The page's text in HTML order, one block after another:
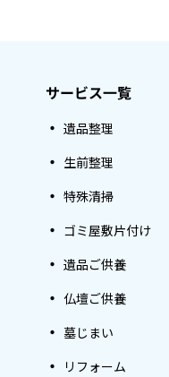
サービス一覧
遺品整理
生前整理
特殊清掃
ゴミ屋敷片付け
遺品ご供養
仏壇ご供養
墓じまい
リフォーム